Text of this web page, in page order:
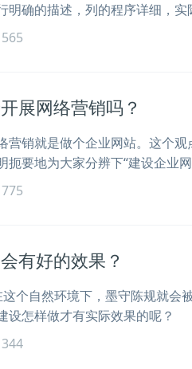
确的描述，列的程序详细，实
565
展网络营销吗？
营销就是做个企业网站。这个
要地为大家分辨下“建设企业网
775
有好的效果？
个自然环境下，墨守陈规就会
设怎样做才有实际效果的呢？
344